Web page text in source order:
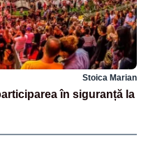
Stoica Marian
în siguranță la